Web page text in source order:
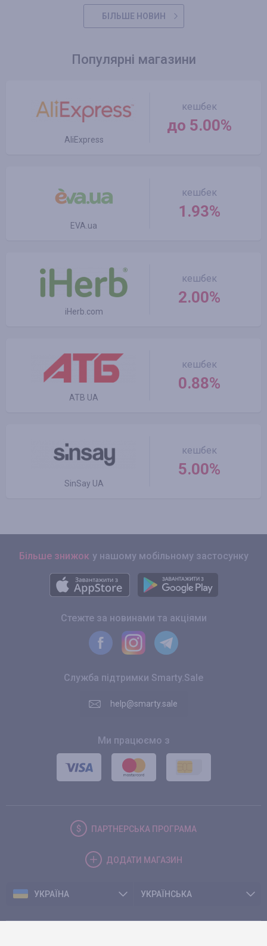
БІЛЬШЕ НОВИН
Популярні магазини
AliExpress
кешбек
до 5.00%
EVA.ua
кешбек
1.93%
iHerb.com
кешбек
2.00%
ATB UA
кешбек
0.88%
SinSay UA
кешбек
5.00%
Більше знижок у нашому мобільному застосунку
Стежте за новинами та акціями
Служба підтримки Smarty.Sale
help@smarty.sale
Ми працюємо з
ПАРТНЕРСЬКА ПРОГРАМА
ДОДАТИ МАГАЗИН
УКРАЇНА УКРАЇНСЬКА